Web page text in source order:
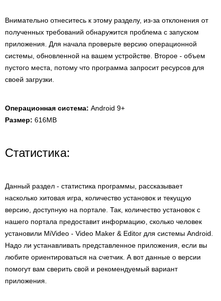
Внимательно отнеситесь к этому разделу, из-за отклонения от
полученных требований обнаружится проблема с запуском
приложения. Для начала проверьте версию операционной
системы, обновленной на вашем устройстве. Второе - объем
пустого места, потому что программа запросит ресурсов для
своей загрузки.
Операционная система: Android 9+
Размер: 616MB
Статистика:
Данный раздел - статистика программы, рассказывает
насколько хитовая игра, количество установок и текущую
версию, доступную на портале. Так, количество установок с
нашего портала предоставит информацию, сколько человек
установили MiVideo - Video Maker & Editor для системы Android.
Надо ли устанавливать представленное приложения, если вы
любите ориентироваться на счетчик. А вот данные о версии
помогут вам сверить свой и рекомендуемый вариант
приложения.